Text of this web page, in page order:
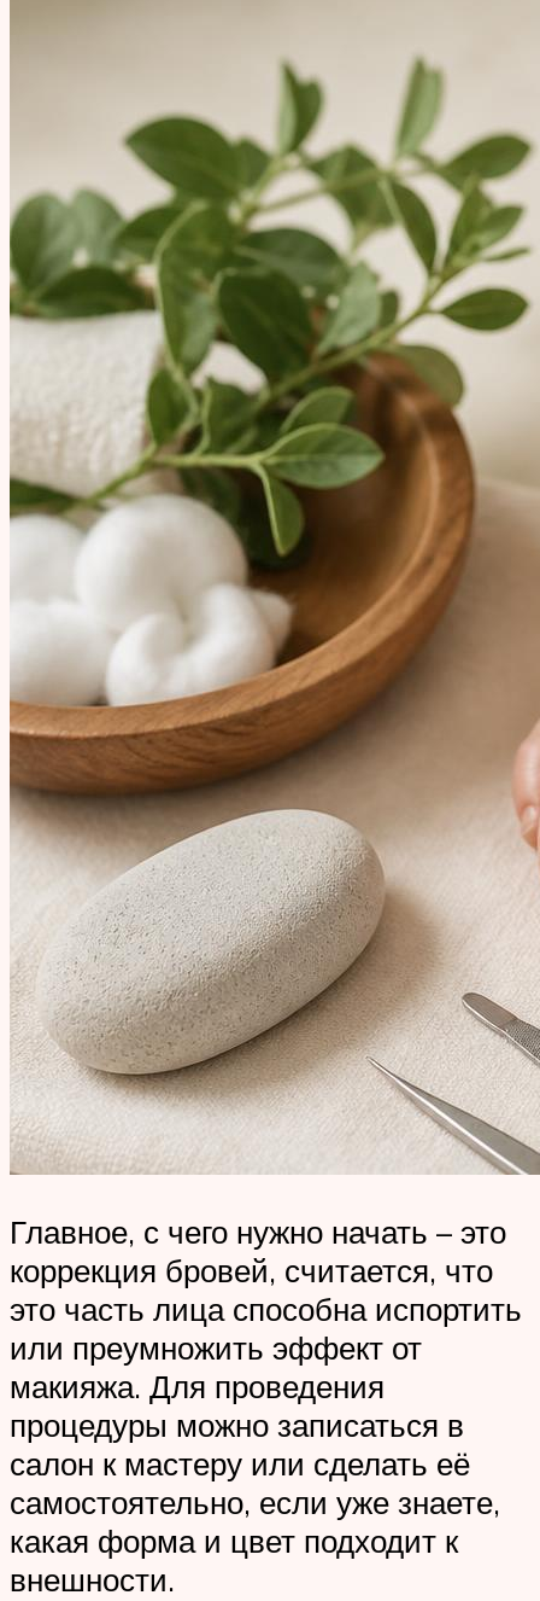
Главное, с чего нужно начать – это
коррекция бровей, считается, что
это часть лица способна испортить
или преумножить эффект от
макияжа. Для проведения
процедуры можно записаться в
салон к мастеру или сделать её
самостоятельно, если уже знаете,
какая форма и цвет подходит к
внешности.